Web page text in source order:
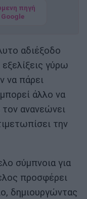
πηγή
αδιέξοδο
γύρω
να πάρει
άλλο να
τον ανανεώνει
την
σύμπνοια για
προσφέρει
δημιουργώντας